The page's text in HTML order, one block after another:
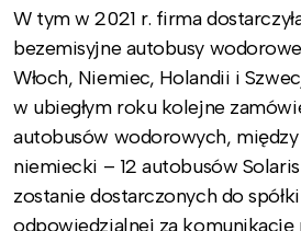
W tym w 2021 r. firma
bezemisyjne autobusy
Włoch, Niemiec, Holandii i
w ubiegłym roku kolejne
autobusów wodorowych,
niemiecki – 12 autobusów
zostanie dostarczonych do
odpowiedzialnej za komunikację